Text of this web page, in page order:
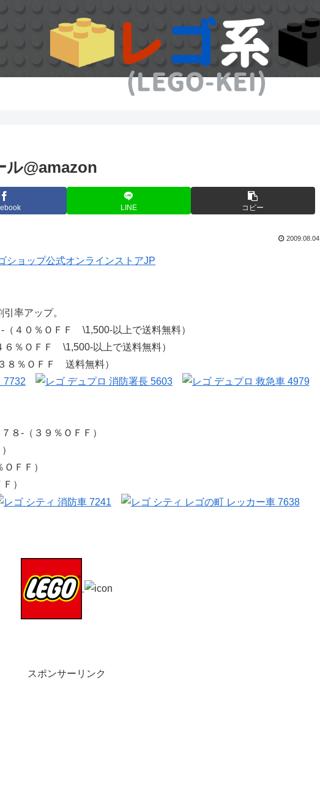
ル@amazon
LINE コピー
2009.08.04
率アップ。
４０％ＯＦＦ \1,500-以上で送料無料）
％ＯＦＦ \1,500-以上で送料無料）
８％ＯＦＦ 送料無料）
８-（３９％ＯＦＦ）
ＦＦ）
）
スポンサーリンク